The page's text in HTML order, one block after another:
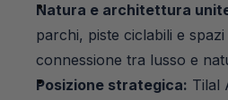
Natura e architettura
parchi, piste ciclabili e
connessione tra lusso e
Posizione strategica: Tilal